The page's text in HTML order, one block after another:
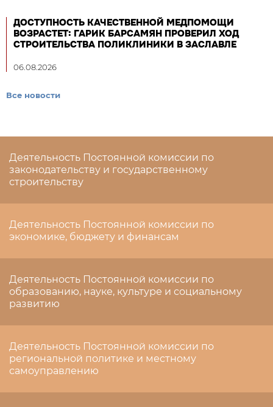
ДОСТУПНОСТЬ КАЧЕСТВЕННОЙ МЕДПОМОЩИ
ВОЗРАСТЕТ: ГАРИК БАРСАМЯН ПРОВЕРИЛ ХОД
СТРОИТЕЛЬСТВА ПОЛИКЛИНИКИ В ЗАСЛАВЛЕ
06.08.2026
Все новости
Деятельность Постоянной комиссии по
законодательству и государственному
строительству
Деятельность Постоянной комиссии по
экономике, бюджету и финансам
Деятельность Постоянной комиссии по
образованию, науке, культуре и социальному
развитию
Деятельность Постоянной комиссии по
региональной политике и местному
самоуправлению